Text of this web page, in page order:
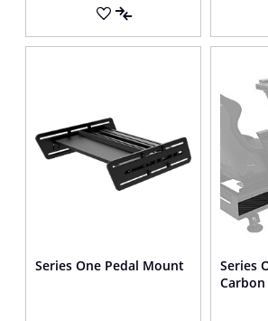
AUF
DEN
AUF
VERGLEICHSLISTE
Series One Pedal Mount
Series
Carbon